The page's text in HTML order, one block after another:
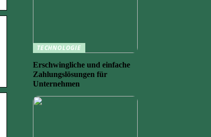
TECHNOLOGIE
Erschwingliche und einfache
Zahlungslösungen für
Unternehmen